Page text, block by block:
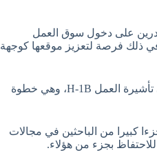
على دخول سوق العمل
ذلك فرصة لتعزيز موقعها كوجهة
وكان الرئيس الأميركي دونالد ترامب قد وقع في 19 سبتمبر إعلانا يقضي بفرض رسوم قدرها 100 ألف دولار على كل طلب جديد للحصول على تأشيرة العمل H-1B، وهي خطوة
في نيويورك إلى أن جزءا كبيرا من الباحثين في مجالات
بجزء من هؤلاء.